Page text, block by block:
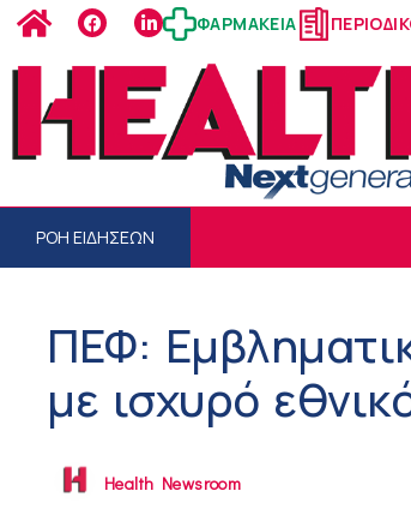
ΦΑΡΜΑΚΕΙΑ
ΡΟΗ ΕΙΔΗΣΕΩΝ
ΠΕΦ:
με ισχυρό
Health Newsroom